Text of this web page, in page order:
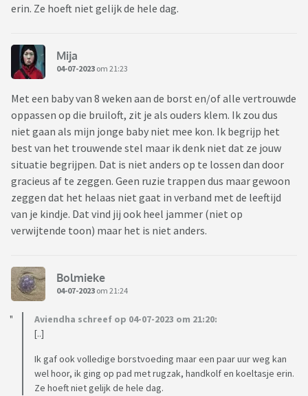
erin. Ze hoeft niet gelijk de hele dag.
Mija
04-07-2023 om 21:23
Met een baby van 8 weken aan de borst en/of alle vertrouwde
oppassen op die bruiloft, zit je als ouders klem. Ik zou dus
niet gaan als mijn jonge baby niet mee kon. Ik begrijp het
best van het trouwende stel maar ik denk niet dat ze jouw
situatie begrijpen. Dat is niet anders op te lossen dan door
gracieus af te zeggen. Geen ruzie trappen dus maar gewoon
zeggen dat het helaas niet gaat in verband met de leeftijd
van je kindje. Dat vind jij ook heel jammer (niet op
verwijtende toon) maar het is niet anders.
Bolmieke
04-07-2023 om 21:24
Aviendha schreef op 04-07-2023 om 21:20:
[..]
Ik gaf ook volledige borstvoeding maar een paar uur weg kan
wel hoor, ik ging op pad met rugzak, handkolf en koeltasje erin.
Ze hoeft niet gelijk de hele dag.